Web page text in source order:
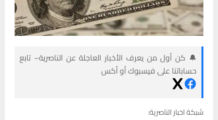
🔔 كن أول من يعرف الأخبار العاجلة عن الناصرية– تابع
حساباتنا على فيسبوك أو أكس
شبكة اخبار الناصرية: